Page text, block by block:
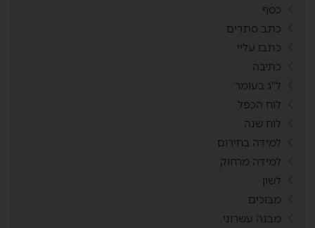
כסף
כתב סתרים
כתבו עליי
כתיבה
ל"ג בעומר
לוח הכפל
לוח שנה
למידה בחירום
למידה מרחוק
לשון
מבוכים
מבנה עשרוני